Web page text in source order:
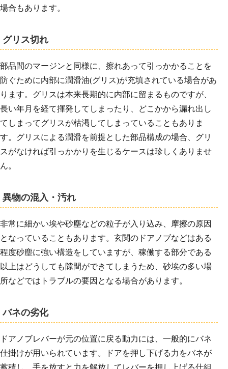
場合もあります。
グリス切れ
部品間のマージンと同様に、擦れあって引っかかることを
防ぐために内部に潤滑油(グリス)が充填されている場合があ
ります。グリスは本来長期的に内部に留まるものですが、
長い年月を経て揮発してしまったり、どこかから漏れ出し
てしまってグリスが枯渇してしまっていることもありま
す。グリスによる潤滑を前提とした部品構成の場合、グリ
スがなければ引っかかりを生じるケースは珍しくありませ
ん。
異物の混入・汚れ
非常に細かい埃や砂塵などの粒子が入り込み、摩擦の原因
となっていることもあります。玄関のドアノブなどはある
程度砂塵に強い構造をしていますが、稼働する部分である
以上はどうしても隙間ができてしまうため、砂埃の多い場
所などではトラブルの要因となる場合があります。
バネの劣化
ドアノブレバーが元の位置に戻る動力には、一般的にバネ
仕掛けが用いられています。ドアを押し下げる力をバネが